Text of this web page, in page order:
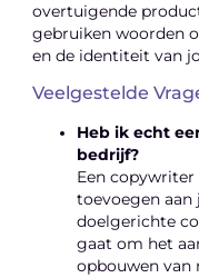
overtuigende
gebruiken woorden
en de identiteit van
Veelgestelde
Heb ik echt
bedrijf?
Een copywriter
toevoegen aan
doelgerichte
gaat om het
opbouwen